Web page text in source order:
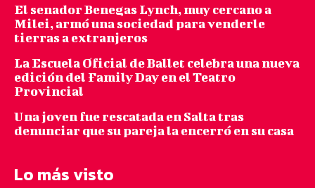
El senador Benegas Lynch, muy cercano a
Milei, armó una sociedad para venderle
tierras a extranjeros
La Escuela Oficial de Ballet celebra una nueva
edición del Family Day en el Teatro
Provincial
Una joven fue rescatada en Salta tras
denunciar que su pareja la encerró en su casa
Lo más visto